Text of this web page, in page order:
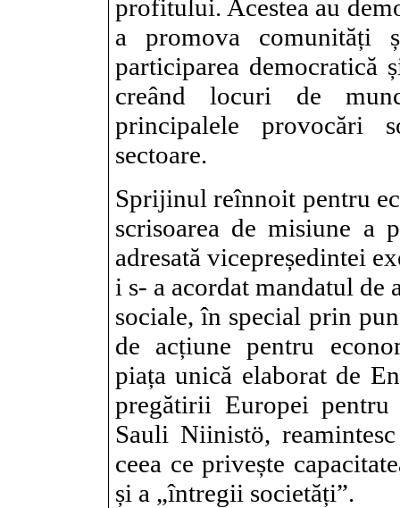
profitului. Acestea au
a promova comunități
participarea
creând locuri de
principalele provocări
sectoare.
Sprijinul reînnoit pentru
scrisoarea de misiune a
adresată vicepreședintei
i s- a acordat mandatul de
sociale, în special prin
de acțiune pentru
piața unică elaborat de
pregătirii Europei
Sauli Niinistö,
ceea ce privește
și a „întregii societăți”.